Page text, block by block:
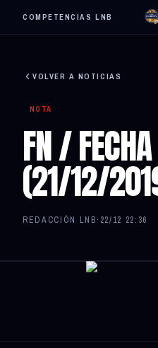
COMPETENCIAS LNB
VOLVER A NOTICIAS
NOTA
FN /
(21/12/
REDACCIÓN LNB· 22/12 22:36